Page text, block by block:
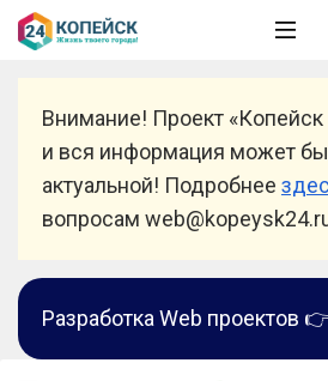
Внимание! Проект
и вся информация может
актуальной! Подробнее
вопросам
Разработка Web проектов